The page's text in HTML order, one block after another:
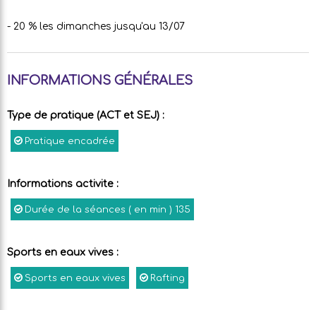
- 20 % les dimanches jusqu'au 13/07
INFORMATIONS GÉNÉRALES
Type de pratique (ACT et SEJ) :
Pratique encadrée
Informations activite :
Durée de la séances ( en min ) 135
Sports en eaux vives :
Sports en eaux vives Rafting